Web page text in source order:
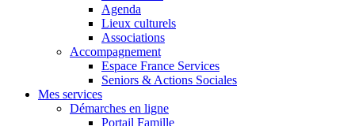
Agenda
Lieux culturels
Associations
Accompagnement
Espace France Services
Seniors & Actions Sociales
Mes services
Démarches en ligne
Portail Famille